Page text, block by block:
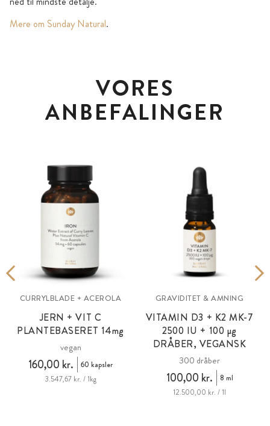
Mere om Sunday Natural.
VORES
ANBEFALINGER
CURRYLBLADE + ACEROLA
JERN + VIT C
PLANTEBASERET 14mg
vegan
160,00 kr.
60 kapsler
3.547,67 kr. / 1kg
GRAVIDITET & AMNING
VITAMIN D3 + K2 MK-7
2500 IU + 100 µg
DRÅBER, VEGANSK
300 dråber
100,00 kr.
8 ml
12.500,00 kr. / 1l